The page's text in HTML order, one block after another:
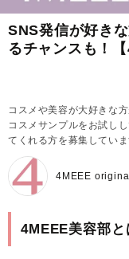
SNS発信が好き
るチャンスも！
コスメや美容が大好きな
コスメサンプルをお試し
てくれる方を募集していま
4MEEE original
4MEEE美容部と